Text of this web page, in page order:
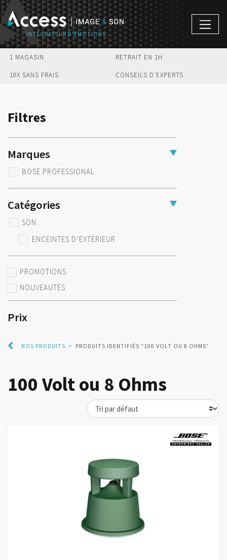
1 MAGASIN RETRAIT EN 1H
10X SANS FRAIS CONSEILS D'EXPERTS
Filtres
Marques
BOSE PROFESSIONAL
Catégories
SON
ENCEINTES D’EXTÉRIEUR
PROMOTIONS
NOUVEAUTÉS
Prix
NOS PRODUITS > PRODUITS IDENTIFIÉS “100 VOLT OU 8 OHMS”
100 Volt ou 8 Ohms